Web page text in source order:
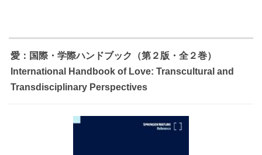
愛：国際・学際ハンドブック（第２版・全２巻）
International Handbook of Love: Transcultural and
Transdisciplinary Perspectives